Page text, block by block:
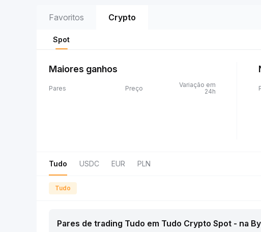
Favoritos Crypto
Spot
Maiores ganhos
Pares Preço
Variação em
24h
Tudo USDC EUR PLN
Tudo
Pares de trading Tudo em Tudo Crypto Spot - na